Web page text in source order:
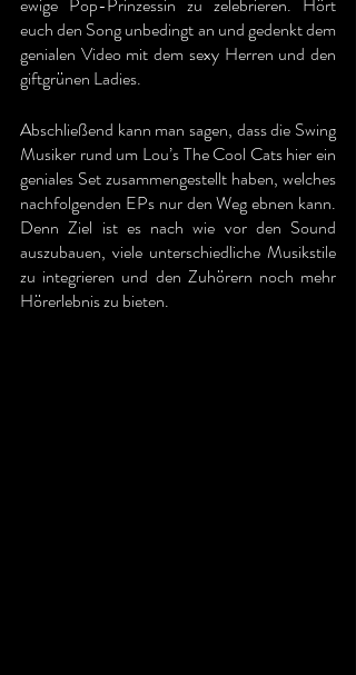
euch den Song unbedingt an und gedenkt dem
genialen Video mit dem sexy Herren und den
giftgrünen Ladies.
Abschließend kann man sagen, dass die Swing
Musiker rund um Lou’s The Cool Cats hier ein
geniales Set zusammengestellt haben, welches
nachfolgenden EPs nur den Weg ebnen kann.
Denn Ziel ist es nach wie vor den Sound
auszubauen, viele unterschiedliche Musikstile
zu integrieren und den Zuhörern noch mehr
Hörerlebnis zu bieten.